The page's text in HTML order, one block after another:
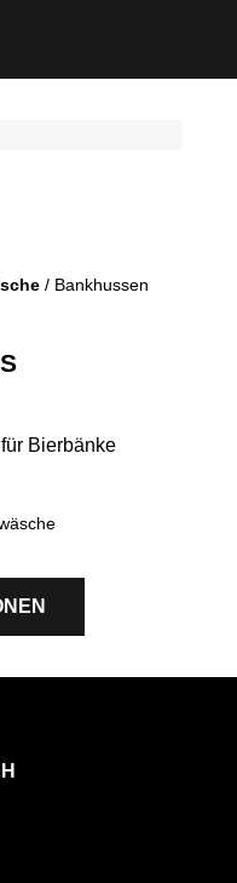
/ Bankhussen
Bierbänke